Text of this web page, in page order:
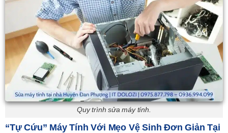
Quy trình sửa máy tính.
“Tự Cứu” Máy Tính Với Mẹo Vệ Sinh Đơn Giản Tại